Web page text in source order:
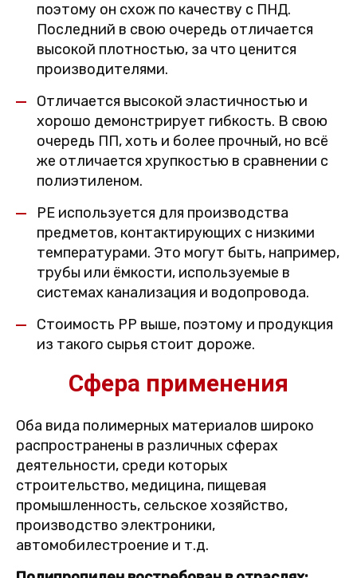
поэтому он схож по качеству с ПНД.
Последний в свою очередь отличается
высокой плотностью, за что ценится
производителями.
Отличается высокой эластичностью и
хорошо демонстрирует гибкость. В свою
очередь ПП, хоть и более прочный, но всё
же отличается хрупкостью в сравнении с
полиэтиленом.
PE используется для производства
предметов, контактирующих с низкими
температурами. Это могут быть, например,
трубы или ёмкости, используемые в
системах канализация и водопровода.
Стоимость PP выше, поэтому и продукция
из такого сырья стоит дороже.
Сфера применения
Оба вида полимерных материалов широко
распространены в различных сферах
деятельности, среди которых
строительство, медицина, пищевая
промышленность, сельское хозяйство,
производство электроники,
автомобилестроение и т.д.